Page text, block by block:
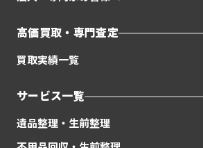
高価買取・専門査定
買取実績一覧
サービス一覧
遺品整理・生前整理